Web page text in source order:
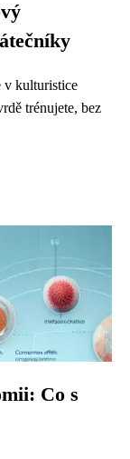
v kulturistice
trénujete, bez
Co s